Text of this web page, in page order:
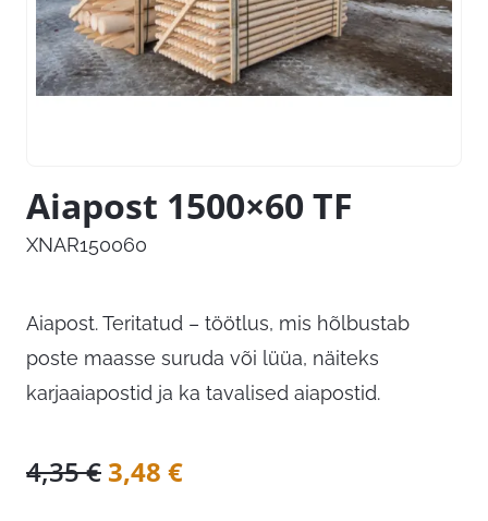
Aiapost 1500×60 TF
XNAR150060
Aiapost. Teritatud – töötlus, mis hõlbustab
poste maasse suruda või lüüa, näiteks
karjaaiapostid ja ka tavalised aiapostid.
4,35€ Algne
3,48 €Praegune